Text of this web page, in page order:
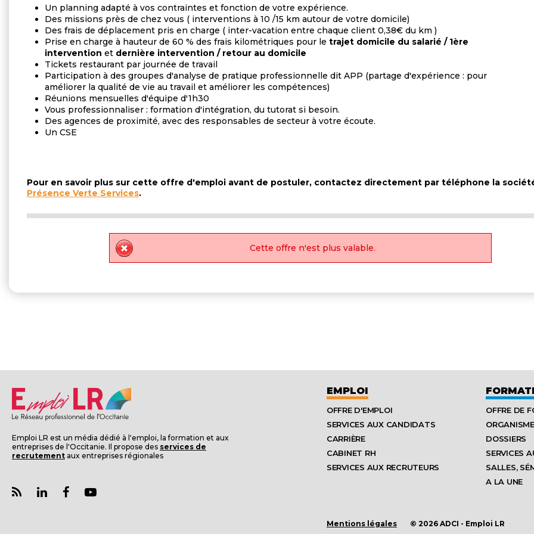
Un planning adapté à vos contraintes et fonction de votre expérience.
Des missions près de chez vous ( interventions à 10 /15 km autour de votre domicile)
Des frais de déplacement pris en charge ( inter-vacation entre chaque client 0,38€ du km )
Prise en charge à hauteur de 60 % des frais kilométriques pour le trajet domicile du salarié / 1ère
intervention et dernière intervention / retour au domicile
Tickets restaurant par journée de travail
Participation à des groupes d'analyse de pratique professionnelle dit APP (partage d'expérience : pour
améliorer la qualité de vie au travail et améliorer les compétences)
Réunions mensuelles d'équipe d'1h30
Vous professionnaliser : formation d'intégration, du tutorat si besoin.
Des agences de proximité, avec des responsables de secteur à votre écoute.
Un CSE
Pour en savoir plus sur cette offre d'emploi avant de postuler, contactez directement par téléphone la
Présence Verte Services.
Cette offre n'est plus valable.
Emploi LR est un média dédié à l'emploi, la formation et aux
entreprises de l'Occitanie. Il propose des services de
recrutement aux entreprises régionales
EMPLOI
OFFRE D'EMPLOI
SERVICES AUX CANDIDATS
CARRIÈRE
CABINET RH
SERVICES AUX RECRUTEURS
OFFRE DE
DOSSIERS
SERVICES
SALLES,
A LA UNE
Mentions légales © 2026 ADCI - Emploi LR